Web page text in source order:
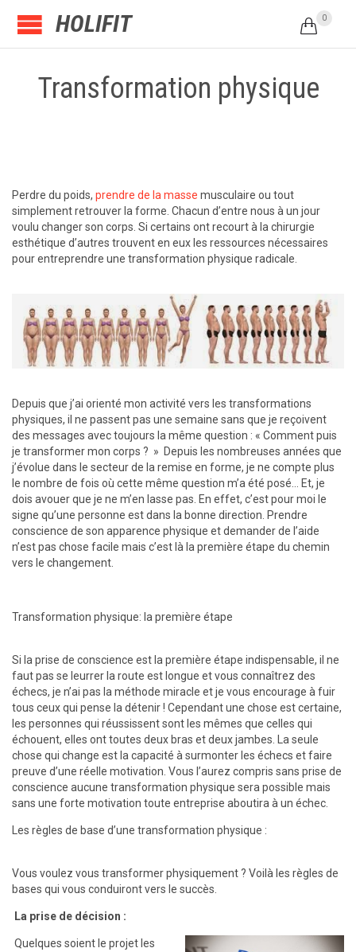
HOLIFIT  0
Transformation physique
Perdre du poids, prendre de la masse musculaire ou tout
simplement retrouver la forme. Chacun d’entre nous à un jour
voulu changer son corps. Si certains ont recourt à la chirurgie
esthétique d’autres trouvent en eux les ressources nécessaires
pour entreprendre une transformation physique radicale.
Depuis que j’ai orienté mon activité vers les transformations
physiques, il ne passent pas une semaine sans que je reçoivent
des messages avec toujours la même question : « Comment puis
je transformer mon corps ? » Depuis les nombreuses années que
j’évolue dans le secteur de la remise en forme, je ne compte plus
le nombre de fois où cette même question m’a été posé… Et, je
dois avouer que je ne m’en lasse pas. En effet, c’est pour moi le
signe qu’une personne est dans la bonne direction. Prendre
conscience de son apparence physique et demander de l’aide
n’est pas chose facile mais c’est là la première étape du chemin
vers le changement.
Transformation physique: la première étape
Si la prise de conscience est la première étape indispensable, il ne
faut pas se leurrer la route est longue et vous connaîtrez des
échecs, je n’ai pas la méthode miracle et je vous encourage à fuir
tous ceux qui pense la détenir ! Cependant une chose est certaine,
les personnes qui réussissent sont les mêmes que celles qui
échouent, elles ont toutes deux bras et deux jambes. La seule
chose qui change est la capacité à surmonter les échecs et faire
preuve d’une réelle motivation. Vous l’aurez compris sans prise de
conscience aucune transformation physique sera possible mais
sans une forte motivation toute entreprise aboutira à un échec.
Les règles de base d’une transformation physique :
Vous voulez vous transformer physiquement ? Voilà les règles de
bases qui vous conduiront vers le succès.
La prise de décision :
Quelques soient le projet les